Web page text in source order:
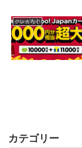
クレカろぐ
カテゴリー